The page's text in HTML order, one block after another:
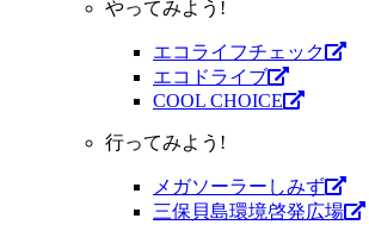
やってみよう!
エコライフチェック
エコドライブ
COOL CHOICE
行ってみよう!
メガソーラーしみず
三保貝島環境啓発広場